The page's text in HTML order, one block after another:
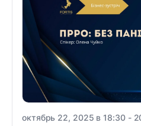
октябрь 22, 2025 в 18:30 -